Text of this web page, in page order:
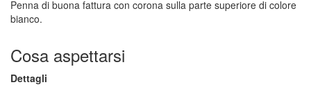
Penna di buona fattura con corona sulla parte superiore di colore
bianco.
Cosa aspettarsi
Dettagli